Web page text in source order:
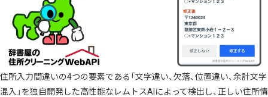
住所入力間違いの4つの要素である「文字違い、欠落、位置違い、余計文字
混入」を独自開発した高性能なレムトスAIによって検出し、正しい住所情